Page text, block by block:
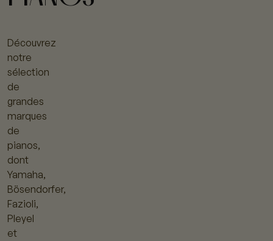
Découvrez
notre
sélection
de
grandes
marques
de
pianos,
dont
Yamaha,
Bösendorfer,
Fazioli,
Pleyel
et